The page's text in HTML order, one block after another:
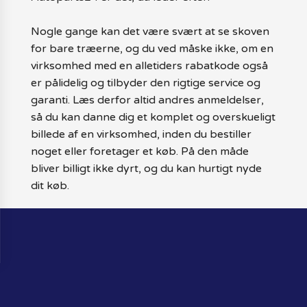
Nogle gange kan det være svært at se skoven
for bare træerne, og du ved måske ikke, om en
virksomhed med en alletiders rabatkode også
er pålidelig og tilbyder den rigtige service og
garanti. Læs derfor altid andres anmeldelser,
så du kan danne dig et komplet og overskueligt
billede af en virksomhed, inden du bestiller
noget eller foretager et køb. På den måde
bliver billigt ikke dyrt, og du kan hurtigt nyde
dit køb.